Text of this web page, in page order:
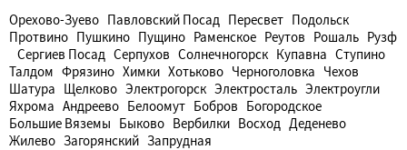
Орехово-Зуево Павловский Посад Пересвет Подольск
Протвино Пушкино Пущино Раменское Реутов Рошаль Рузф
Сергиев Посад Серпухов Солнечногорск Купавна Ступино
Талдом Фрязино Химки Хотьково Черноголовка Чехов
Шатура Щелково Электрогорск Электросталь Электроугли
Яхрома Андреево Белоомут Бобров Богородское
Большие Вяземы Быково Вербилки Восход Деденево
Жилево Загорянский Запрудная